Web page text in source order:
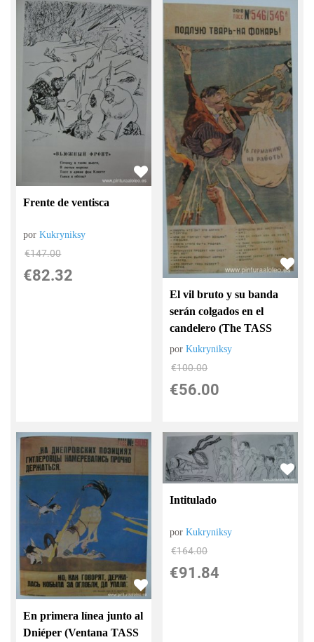
Frente de ventisca
porKukryniksy
€147.00
€82.32
El vil bruto y su banda
serán colgados en el
candelero (The TASS
porKukryniksy
€100.00
€56.00
En primera línea junto al
Dniéper (Ventana TASS
Intitulado
porKukryniksy
€164.00
€91.84